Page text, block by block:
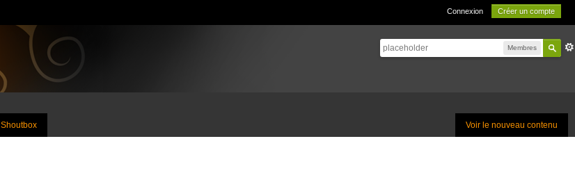
Connexion Créer un compte
Membres
Voir le nouveau contenu
Shoutbox